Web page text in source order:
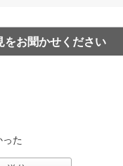
をお聞かせください
た